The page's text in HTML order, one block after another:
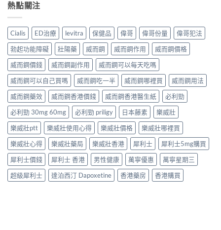
熱點關注
Cialis ED治療 levitra 保健品 偉哥 偉哥份量
偉哥犯法
勃起功能障礙
壯陽藥 威而鋼 威而鋼作用
威而鋼價格
威而鋼價錢
威而鋼副作用
威而鋼可以每天吃嗎
威而鋼可以自己買嗎
威而鋼吃一半 威而鋼哪裡買
威而鋼用法
威而鋼藥效
威而鋼香港價錢 威而鋼香港醫生紙
必利勁
必利勁 30mg 60mg
必利勁 priligy 日本藤素
樂威壯
樂威壯ptt
樂威壯使用心得 樂威壯價格
樂威壯哪裡買
樂威壯心得
樂威壯藥局 樂威壯香港 犀利士
犀利士5mg購買
犀利士價錢
犀利士 香港 男性健康 萬寧優惠
萬寧星期三
超級犀利士
達泊西汀 Dapoxetine 香港藥房 香港購買